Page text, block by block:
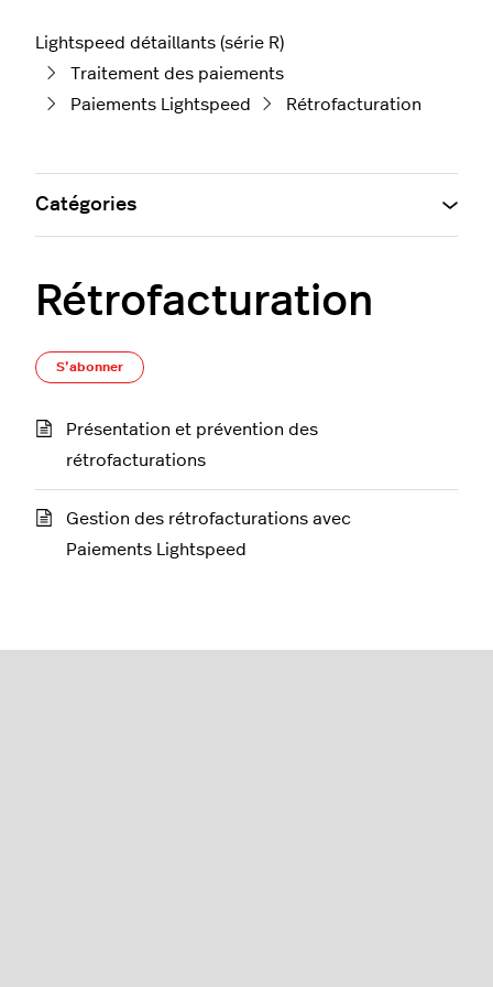
Lightspeed détaillants (série R)
Traitement des paiements
Paiements Lightspeed
Rétrofacturation
Rétrofacturation
S’abonner
Présentation et prévention des
rétrofacturations
Gestion des rétrofacturations avec
Paiements Lightspeed
Catégories